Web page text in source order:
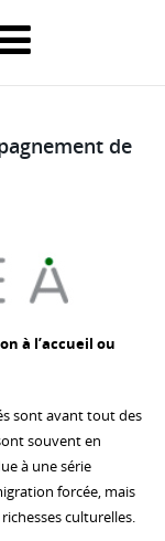
de
à l’accueil ou
sont avant tout des
souvent en
à une série
forcée, mais
culturelles.